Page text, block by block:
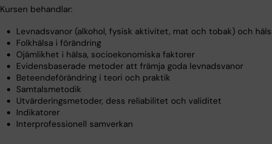
Kursen behandlar:
Levnadsvanor (alkohol, fysisk aktivitet, mat och tobak) och
Folkhälsa i förändring
Ojämlikhet i hälsa, socioekonomiska faktorer
Evidensbaserade metoder att främja goda levnadsvanor
Beteendeförändring i teori och praktik
Samtalsmetodik
Utvärderingsmetoder, dess reliabilitet och validitet
Indikatorer
Interprofessionell samverkan